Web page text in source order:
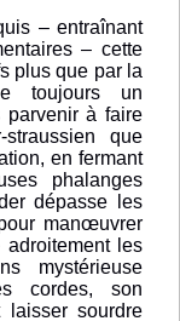
– entraînant
– cette
plus que par la
toujours un
parvenir à faire
que
en fermant
phalanges
dépasse les
manœuvrer
les
mystérieuse
cordes, son
laisser sourdre